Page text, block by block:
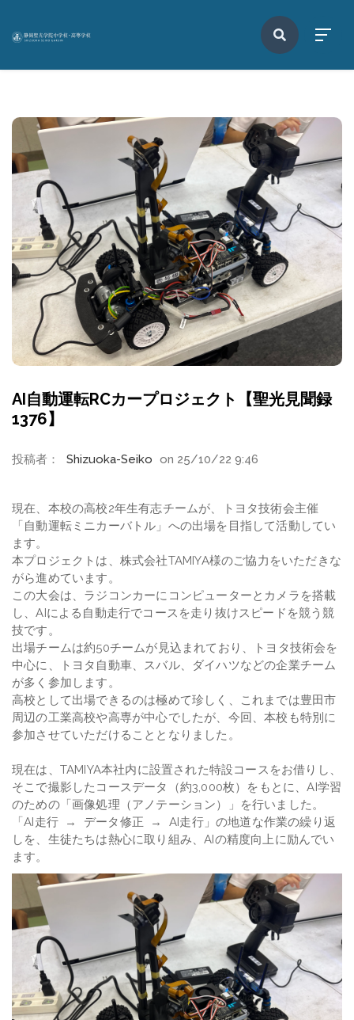
AI自動運転RCカープロジェクト【聖光見聞録
1376】
投稿者： Shizuoka-Seiko on 25/10/22 9:46
現在、本校の高校2年生有志チームが、トヨタ技術会主催
「自動運転ミニカーバトル」への出場を目指して活動してい
ます。
本プロジェクトは、株式会社TAMIYA様のご協力をいただきな
がら進めています。
この大会は、ラジコンカーにコンピューターとカメラを搭載
し、AIによる自動走行でコースを走り抜けスピードを競う競
技です。
出場チームは約50チームが見込まれており、トヨタ技術会を
中心に、トヨタ自動車、スバル、ダイハツなどの企業チーム
が多く参加します。
高校として出場できるのは極めて珍しく、これまでは豊田市
周辺の工業高校や高専が中心でしたが、今回、本校も特別に
参加させていただけることとなりました。
現在は、TAMIYA本社内に設置された特設コースをお借りし、
そこで撮影したコースデータ（約3,000枚）をもとに、AI学習
のための「画像処理（アノテーション）」を行いました。
「AI走行 → データ修正 → AI走行」の地道な作業の繰り返
しを、生徒たちは熱心に取り組み、AIの精度向上に励んでい
ます。